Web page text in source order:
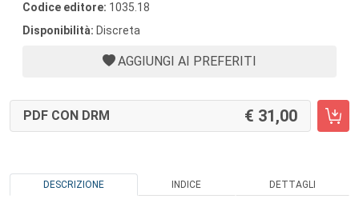
Codice editore: 1035.18
Disponibilità: Discreta
AGGIUNGI AI PREFERITI
PDF CON DRM 31,00
DESCRIZIONE INDICE DETTAGLI